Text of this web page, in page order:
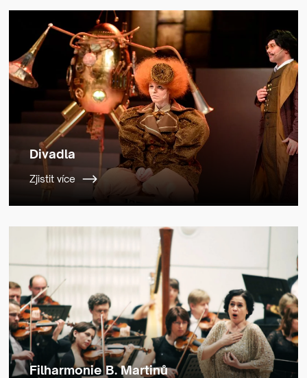
Divadla
Zjistit více
Filharmonie B. Martinů